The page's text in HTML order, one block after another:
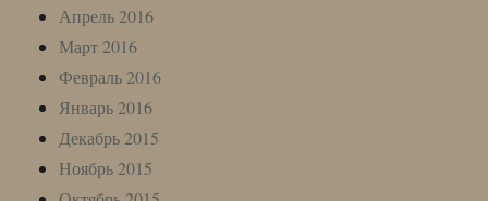
Апрель 2016
Март 2016
Февраль 2016
Январь 2016
Декабрь 2015
Ноябрь 2015